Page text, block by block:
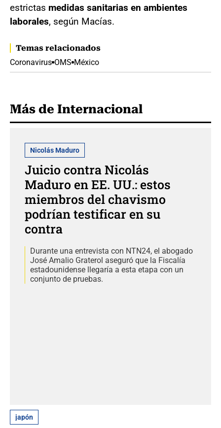
estrictas medidas sanitarias en ambientes
laborales, según Macías.
Temas relacionados
Coronavirus OMS México
Más de Internacional
Nicolás Maduro
Juicio contra Nicolás
Maduro en EE. UU.: estos
miembros del chavismo
podrían testificar en su
contra
Durante una entrevista con NTN24, el abogado
José Amalio Graterol aseguró que la Fiscalía
estadounidense llegaría a esta etapa con un
conjunto de pruebas.
japón